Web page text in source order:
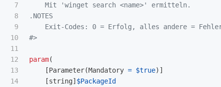
7
8
9
10
11
12
13
14
.NOTES
Exit-Codes: 0 = Erfolg, alles andere =
#>
param(
[Parameter(Mandatory = $true)]
[string] $PackageId